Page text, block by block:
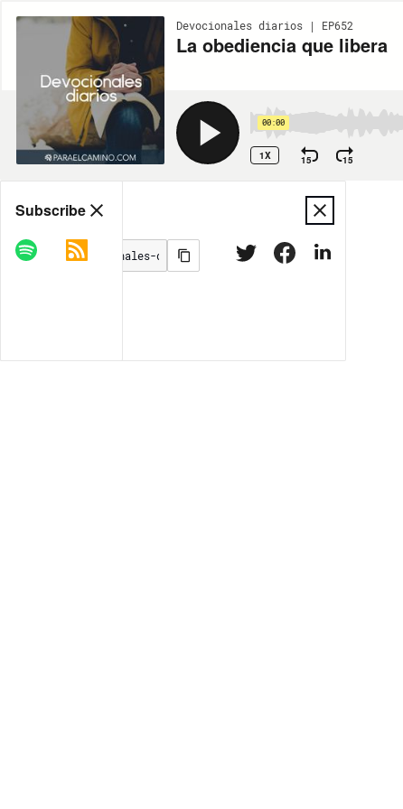
Devocionales diarios | EP652
La obediencia que libera
00:00
1X 15 15
Share
Subscribe